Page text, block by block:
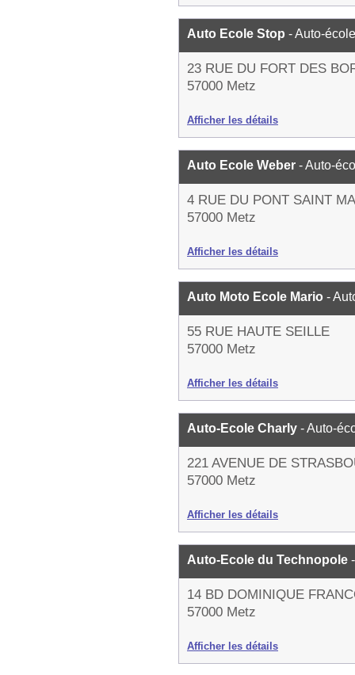
Auto Ecole Stop - Auto-école
23 RUE DU FORT DES
57000 Metz
Afficher les détails
Auto Ecole Weber - Auto-
4 RUE DU PONT SAINT
57000 Metz
Afficher les détails
Auto Moto Ecole Mario -
55 RUE HAUTE SEILLE
57000 Metz
Afficher les détails
Auto-Ecole Charly - Auto-
221 AVENUE DE
57000 Metz
Afficher les détails
Auto-Ecole du Technopole
14 BD DOMINIQUE
57000 Metz
Afficher les détails